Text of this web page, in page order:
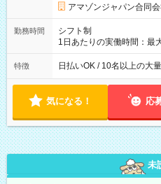
です。
アマゾンジャパン合同
勤務時間
シフト制
1日あたりの実働時間：最
12時～21時
特徴 日払いOK / 10名以上の大
気になる！ 応
未